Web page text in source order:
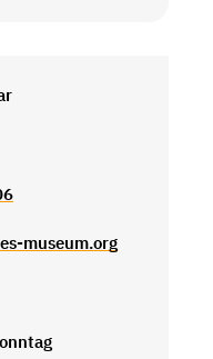
museum.org